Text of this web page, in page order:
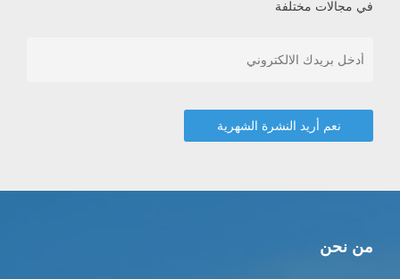
في مجالات مختلفة
من نحن